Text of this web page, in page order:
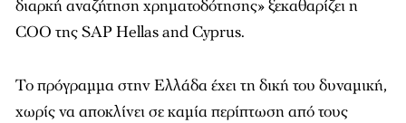
διαρκή αναζήτηση χρηµατοδότησης» ξεκαθαρίζει η
COO της SAP Hellas and Cyprus.
Το πρόγραµµα στην Ελλάδα έχει τη δική του δυναµική,
χωρίς να αποκλίνει σε καµία περίπτωση από τους